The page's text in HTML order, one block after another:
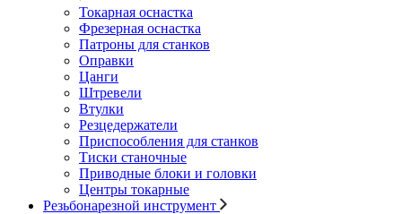
Токарная оснастка
Фрезерная оснастка
Патроны для станков
Оправки
Цанги
Штревели
Втулки
Резцедержатели
Приспособления для станков
Тиски станочные
Приводные блоки и головки
Центры токарные
Резьбонарезной инструмент